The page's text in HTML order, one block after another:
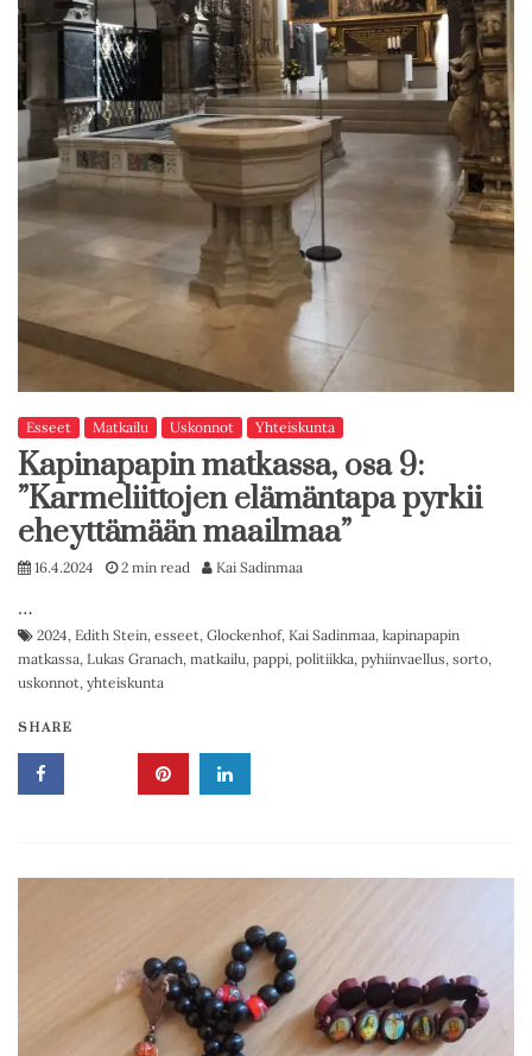
Esseet Matkailu Uskonnot Yhteiskunta
Kapinapapin matkassa, osa 9:
”Karmeliittojen elämäntapa pyrkii
eheyttämään maailmaa”
16.4.2024 2 min read Kai Sadinmaa
…
2024, Edith Stein, esseet, Glockenhof, Kai Sadinmaa, kapinapapin
matkassa, Lukas Granach, matkailu, pappi, politiikka, pyhiinvaellus, sorto,
uskonnot, yhteiskunta
SHARE